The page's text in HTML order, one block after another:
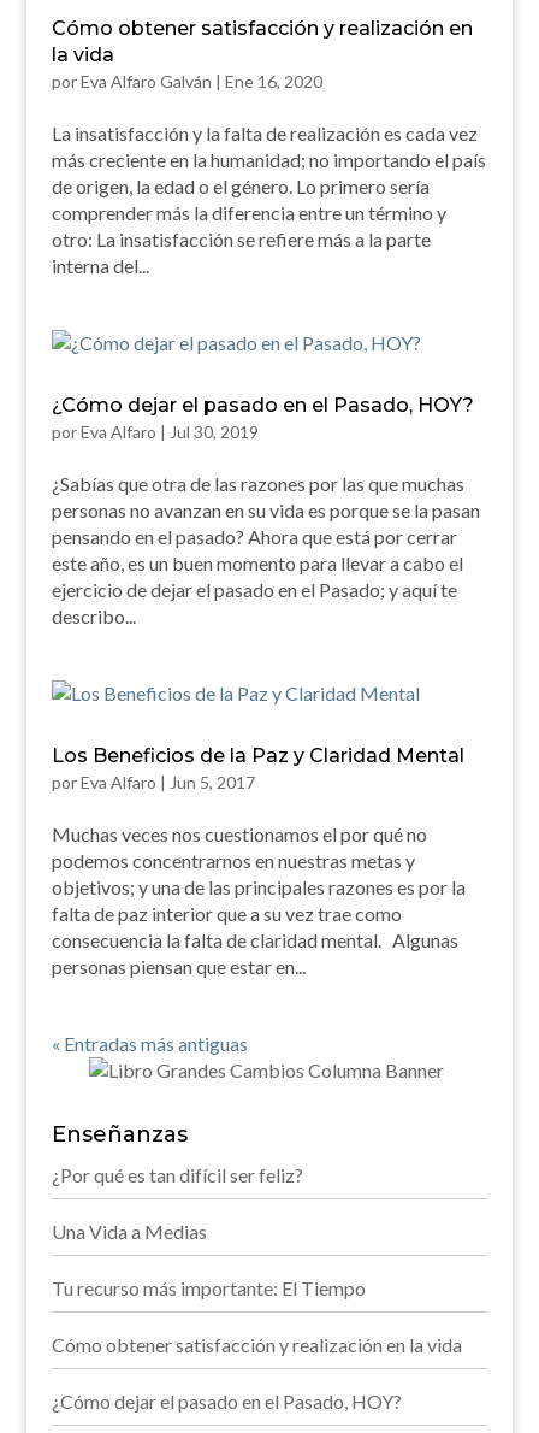
Cómo obtener satisfacción y realización en
la vida
porEva Alfaro Galván | Ene 16, 2020
La insatisfacción y la falta de realización es cada vez
más creciente en la humanidad; no importando el país
de origen, la edad o el género. Lo primero sería
comprender más la diferencia entre un término y
otro: La insatisfacción se refiere más a la parte
interna del...
¿Cómo dejar el pasado en el Pasado, HOY?
porEva Alfaro | Jul 30, 2019
¿Sabías que otra de las razones por las que muchas
personas no avanzan en su vida es porque se la pasan
pensando en el pasado? Ahora que está por cerrar
este año, es un buen momento para llevar a cabo el
ejercicio de dejar el pasado en el Pasado; y aquí te
describo...
Los Beneficios de la Paz y Claridad Mental
porEva Alfaro | Jun 5, 2017
Muchas veces nos cuestionamos el por qué no
podemos concentrarnos en nuestras metas y
objetivos; y una de las principales razones es por la
falta de paz interior que a su vez trae como
consecuencia la falta de claridad mental. Algunas
personas piensan que estar en...
« Entradas más antiguas
Enseñanzas
¿Por qué es tan difícil ser feliz?
Una Vida a Medias
Tu recurso más importante: El Tiempo
Cómo obtener satisfacción y realización en la vida
¿Cómo dejar el pasado en el Pasado, HOY?